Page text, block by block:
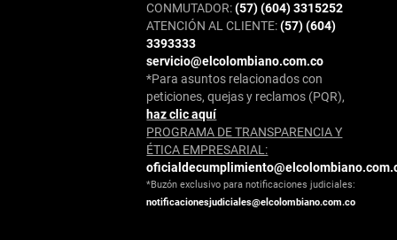
CONMUTADOR:(57) (604) 3315252
ATENCIÓN AL CLIENTE:(57) (604)
3393333
servicio@elcolombiano.com.co
*Para asuntos relacionados con
peticiones, quejas y reclamos (PQR),
haz clic aquí
PROGRAMA DE TRANSPARENCIA Y
ÉTICA EMPRESARIAL:
*Buzón exclusivo para notificaciones judiciales:
notificacionesjudiciales@elcolombiano.com.co